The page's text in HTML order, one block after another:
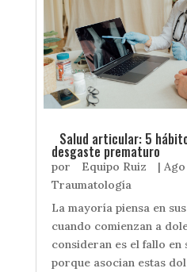
Salud articular: 5
desgaste prematuro
por Equipo Ruiz | Ago
Traumatología
La mayoría piensa en
cuando comienzan a
consideran es el fallo en
porque asocian estas